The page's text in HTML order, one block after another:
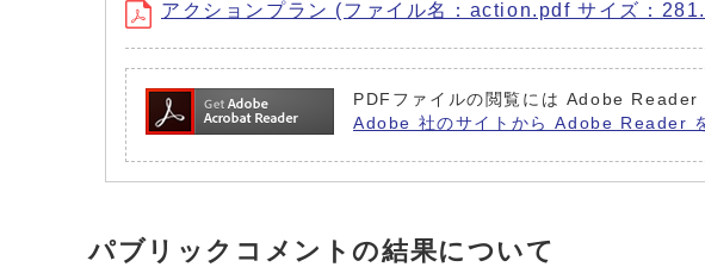
アクションプラン (ファイル名：action.pdf サイズ：
PDFファイルの閲覧には Adobe Reader
Adobe 社のサイトから Adobe Reader
パブリックコメントの結果について